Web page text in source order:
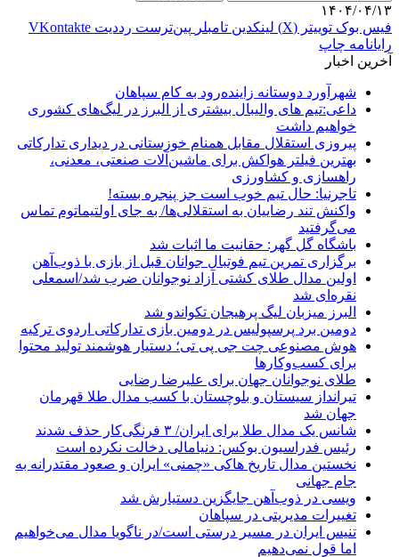
۱۴۰۴/۰۴/۱۳
فیس بوک توییتر (X) لینکدین ‫تامبلر ‫پین‌ترست ‫رددیت ‫VKontakte
رایانامه چاپ
آخرین اخبار
شهرآورد دوستانه زاینده‌رود به کام سپاهان
داعی:تیم های والیبال بیشتری از البرز در لیگ‌های کشوری
خواهیم داشت
پیروزی استقلال مقابل همنام خوزستانی در دیداری تدارکاتی
بهترین فیلتر هواکش برای ماشین‌آلات صنعتی، معدنی،
راهسازی و کشاورزی
تاجرنیا: حال تیم خوب است جز پنجره بسته!
واکنش تند رضاییان به استقلالی‌ها/ به جای اولتیماتوم تماس
می‌گرفتید
باشگاه گل گهر: حقانیت ما اثبات شد
برگزاری تمرین تیم فوتبال جوانان قبل از بازی با ذوب‌آهن
اولین مدال طلای کشتی آزاد نوجوانان ضرب شد/اسمعلی
نقره‌ای شد
البرز میزبان لیگ پرهیجان تکواندو شد
دومین برد پرسپولیس در دومین بازی تدارکاتی اردوی ترکیه
هوش مصنوعی چت جی پی تی؛ دستیار هوشمند تولید محتوا
برای کسب‌وکارها
طلای نوجوانان جهان برای علیرضا رضایی
تیرانداز سیستان و بلوچستان با کسب مدال طلا قهرمان
جهان شد
شانس یک مدال طلا برای ایران/ ۳ فرنگی‌کار حذف شدند
رئیس فدراسیون بوکس: دنیامالی دخالت نکرده است
نخستین مدال تاریخ هاکی «چمنی» ایران و صعود مقتدرانه به
جام جهانی
ویسی در ذوب‌آهن جایگزین دستیارش شد
تغییرات مدیریتی در سپاهان
تنیس ایران در مسیر درستی است/در ناگویا مدال می‌خواهیم
اما قول نمی‌دهیم